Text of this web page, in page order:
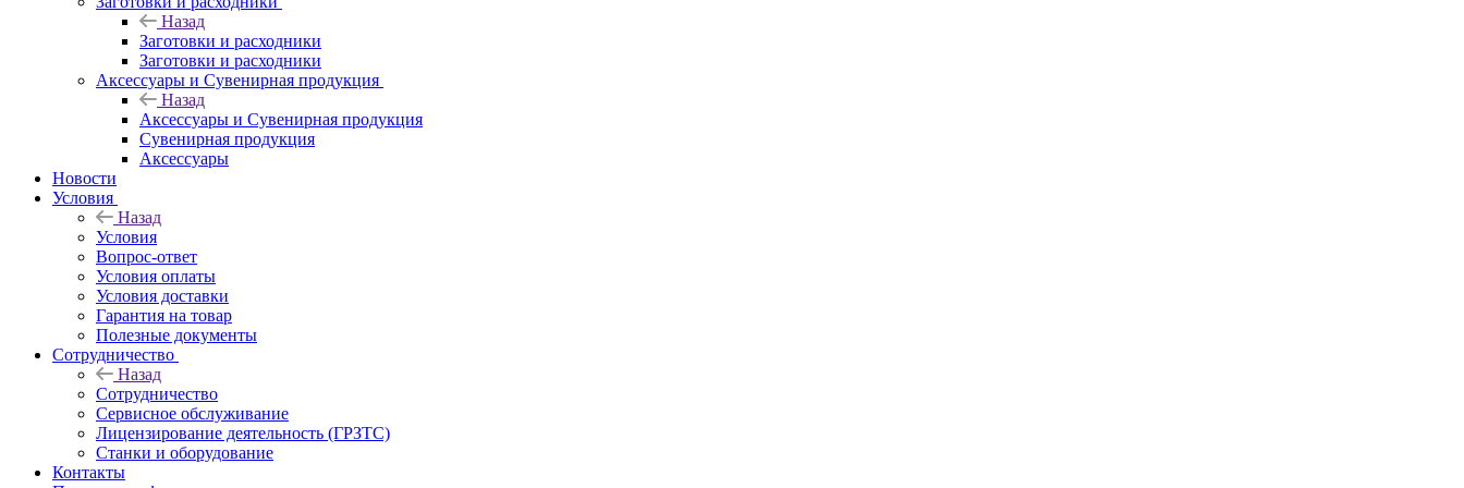
Назад
Заготовки и расходники
Заготовки и расходники
Аксессуары и Сувенирная продукция
Назад
Аксессуары и Сувенирная продукция
Сувенирная продукция
Аксессуары
Новости
Условия
Назад
Условия
Вопрос-ответ
Условия оплаты
Условия доставки
Гарантия на товар
Полезные документы
Сотрудничество
Назад
Сотрудничество
Сервисное обслуживание
Лицензирование деятельность (ГРЗТС)
Станки и оборудование
Контакты